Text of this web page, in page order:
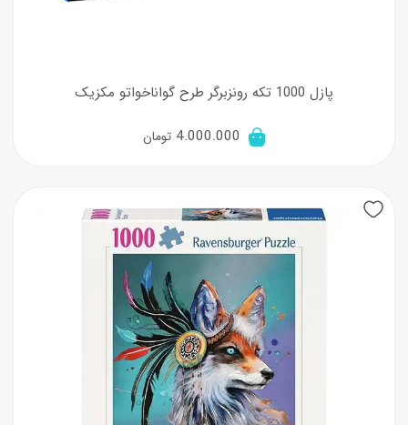
پازل 1000 تکه رونزبرگر طرح گواناخواتو مکزیک
4.000.000 تومان